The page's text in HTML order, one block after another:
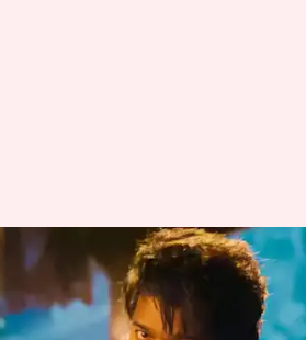
அரசு அனுமதி